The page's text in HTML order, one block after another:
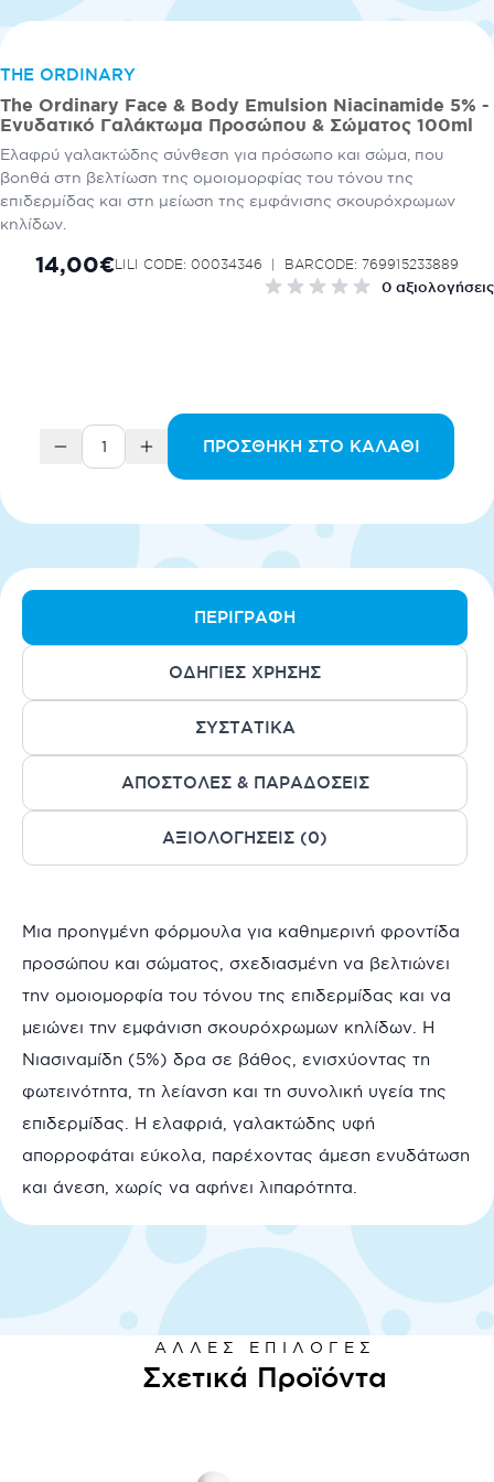
THE ORDINARY
The Ordinary Face & Body Emulsion Niacinamide 5% -
Ενυδατικό Γαλάκτωμα Προσώπου & Σώματος 100ml
Ελαφρύ γαλακτώδης σύνθεση για πρόσωπο και σώμα, που
βοηθά στη βελτίωση της ομοιομορφίας του τόνου της
επιδερμίδας και στη μείωση της εμφάνισης σκουρόχρωμων
κηλίδων.
14,00€LILI CODE: 00034346 BARCODE: 769915233889
0 αξιολογήσεις
ΠΡΟΣΘΉΚΗ ΣΤΟ ΚΑΛΆΘΙ
ΠΕΡΙΓΡΑΦΉ
ΟΔΗΓΊΕΣ ΧΡΉΣΗΣ
ΣΥΣΤΑΤΙΚΆ
ΑΠΟΣΤΟΛΈΣ & ΠΑΡΑΔΌΣΕΙΣ
ΑΞΙΟΛΟΓΉΣΕΙΣ (0)
Μια προηγμένη φόρμουλα για καθημερινή φροντίδα
προσώπου και σώματος, σχεδιασμένη να βελτιώνει
την ομοιομορφία του τόνου της επιδερμίδας και να
μειώνει την εμφάνιση σκουρόχρωμων κηλίδων. Η
Νιασιναμίδη (5%) δρα σε βάθος, ενισχύοντας τη
φωτεινότητα, τη λείανση και τη συνολική υγεία της
επιδερμίδας. Η ελαφριά, γαλακτώδης υφή
απορροφάται εύκολα, παρέχοντας άμεση ενυδάτωση
και άνεση, χωρίς να αφήνει λιπαρότητα.
ΆΛΛΕΣ ΕΠΙΛΟΓΈΣ
Σχετικά Προϊόντα